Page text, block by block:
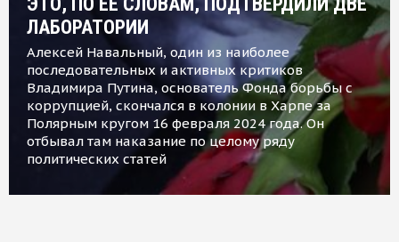
ЛАБОРАТОРИИ
Алексей Навальный, один из наиболее
последовательных и активных критиков
Владимира Путина, основатель Фонда борьбы с
коррупцией, скончался в колонии в Харпе за
Полярным кругом 16 февраля 2024 года. Он
отбывал там наказание по целому ряду
политических статей